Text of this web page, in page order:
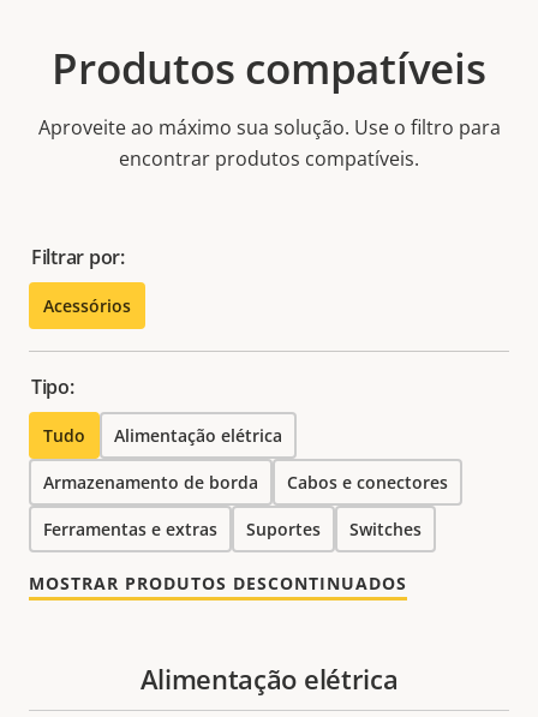
Produtos compatíveis
Aproveite ao máximo sua solução. Use o filtro para
encontrar produtos compatíveis.
Filtrar por:
Acessórios
Tipo:
Tudo Alimentação elétrica
Armazenamento de borda Cabos e conectores
Ferramentas e extras Suportes Switches
MOSTRAR PRODUTOS DESCONTINUADOS
Alimentação elétrica